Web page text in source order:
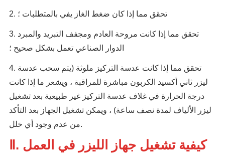
2. تحقق مما إذا كان ضغط الغاز يفي بالمتطلبات ؛
3. تحقق مما إذا كانت مروحة العادم ومجفف التبريد والمبرد
الدوار الصناعي تعمل بشكل صحيح ؛
4. تحقق مما إذا كانت عدسة التركيز ملوثة (يتم سحب عدسة
ليزر ثاني أكسيد الكربون مباشرة للمراقبة ، ويشعر ما إذا كانت
درجة الحرارة في غلاف عدسة التركيز غير طبيعية بعد تشغيل
ليزر الألياف لمدة نصف ساعة) ، ويمكن تشغيل الجهاز بعد التأكد
من عدم وجود أي خلل.
Ⅱ. كيفية تشغيل جهاز الليزر في العمل